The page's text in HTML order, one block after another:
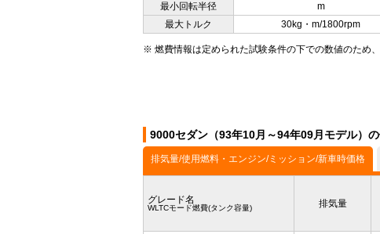
最小回転半径
m
最大トルク
30kg・m/1800rpm
※ 燃費情報は定められた試験条件の下での数値のため
9000セダン（93年10月～94年09月モデル）
排気量/使用燃料・エンジン/ミッション/新車時価格
グレード名
WLTCモード燃費(タンク容量) 排気量